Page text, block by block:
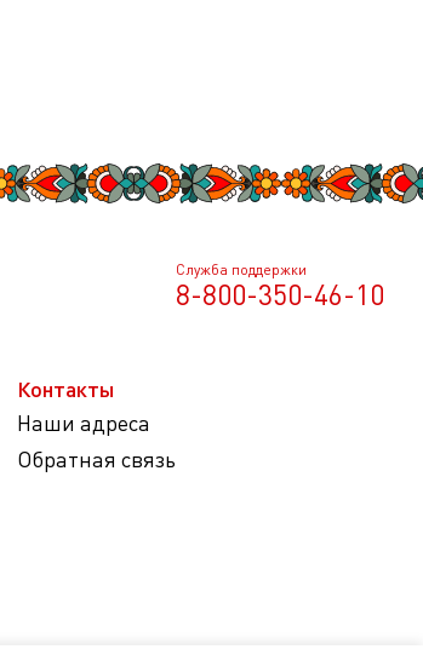
Служба поддержки
8-800-350-46-10
Контакты
Наши адреса
Обратная связь